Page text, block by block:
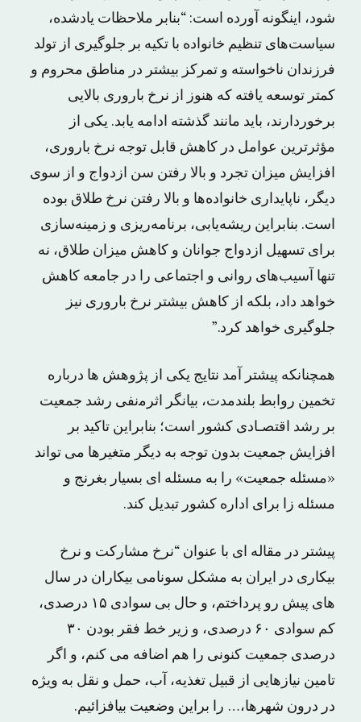
شود، اینگونه آورده است: “بنابر ملاحظات یادشده،
سیاست‌های تنظیم خانواده با تکیه بر جلوگیری از تولد
فرزندان ناخواسته و تمرکز بیشتر در مناطق محروم و
کمتر توسعه‌ یافته که هنوز از نرخ باروری بالایی
برخوردارند، باید مانند گذشته ادامه یابد. یکی از
مؤثرترین عوامل در کاهش قابل توجه نرخ باروری،
افزایش میزان تجرد و بالا رفتن سن ازدواج و از سوی
دیگر، ناپایداری خانواده‌ها و بالا رفتن نرخ طلاق بوده
است. بنابراین ریشه‌یابی، برنامه‌ریزی و زمینه‌سازی
برای تسهیل ازدواج جوانان و کاهش میزان طلاق، نه
تنها آسیب‌های روانی و اجتماعی را در جامعه کاهش
خواهد داد، بلکه از کاهش بیشتر نرخ باروری نیز
جلوگیری خواهد کرد.”
همچنانکه پیشتر آمد ﻧﺘﺎﻳﺞ یکی از پژوهش ها درباره
ﺗﺨﻤﻴﻦ ﺭﻭﺍﺑﻂ ﺑﻠﻨﺪﻣﺪﺕ، ﺑﻴﺎﻧﮕﺮ ﺍﺛﺮﻣنفی ﺭﺷﺪ ﺟﻤﻌﻴﺖ
ﺑﺮ ﺭﺷﺪ ﺍﻗﺘﺼـﺎﺩی ﻛﺸﻮﺭ ﺍﺳﺖ؛ بنابراین تاکید بر
افزایش جمعیت بدون توجه به دیگر متغیرها می تواند
«مسئله جمعیت» را به مسئله ای بسیار بغرنج و
مسئله زا برای اداره کشور تبدیل کند.
پیشتر در مقاله ای با عنوان “نرخ مشارکت و نرخ
بیکاری در ایران به مشکل سونامی بیکاران در سال
های پیش رو پرداختم، و حال بی سوادی ١۵ درصدی،
کم سوادی ۶٠ درصدی، و زیر خط فقر بودن ۳٠
درصدی جمعیت کنونی را هم اضافه می کنم، و اگر
تامین نیازهایی از قبیل تغذیه، آب، حمل و نقل به ویژه
در درون شهرها،… را براین وضعیت بیافزائیم.